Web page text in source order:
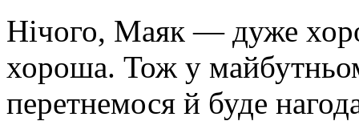
Нічого, Маяк — дуже
хороша. Тож у
перетнемося й буде